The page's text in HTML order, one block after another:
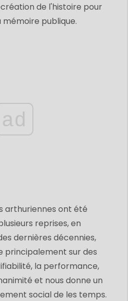
de l'histoire pour
publique.
ad
arthuriennes ont été
reprises, en
dernières décennies,
principalement sur des
la performance,
et nous donne un
social de les temps.